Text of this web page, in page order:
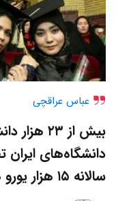
عباس عراقچی
بیش از ۲۳
دانشگاه‌های
سالانه ۱۵ هزار یورو هزینه دارد.